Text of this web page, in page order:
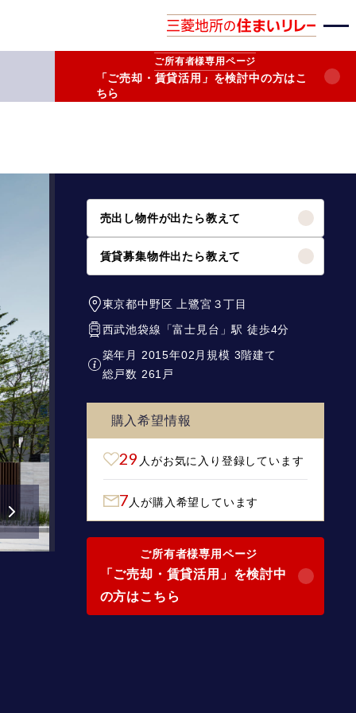
ご所有者様専用ページ
「ご売却・賃貸活用」を検討中の方はこ
ちら
売出し物件が出たら教えて
賃貸募集物件出たら教えて
東京都中野区 上鷺宮３丁目
西武池袋線 「富士見台 」駅 徒歩4分
築年月 2015年02月規模 3階建て
総戸数 261戸
購入希望情報
29 人がお気に入り登録しています
7 人が購入希望しています
ご所有者様専用ページ
「ご売却・賃貸活用」を検討中
の方はこちら